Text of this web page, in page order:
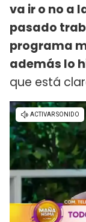
va ir o no a
pasado
programa
además lo
que está